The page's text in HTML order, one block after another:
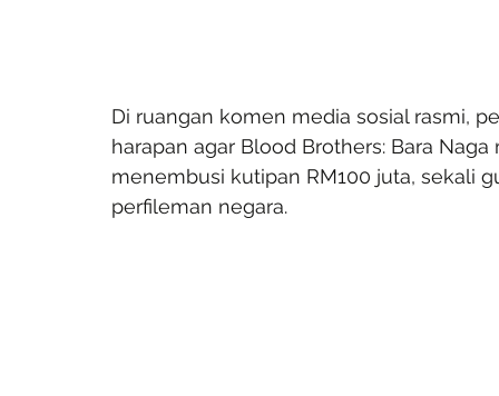
Di ruangan komen media sosial rasmi,
harapan agar Blood Brothers: Bara
menembusi kutipan RM100 juta, sekali
perfileman negara.